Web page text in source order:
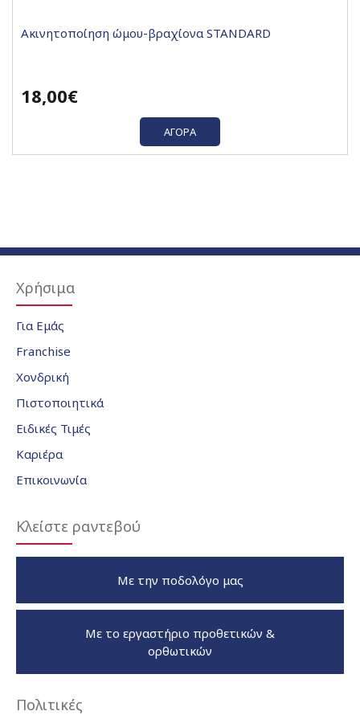
Ακινητοποίηση ώμου-βραχίονα STANDARD
18,00€
ΑΓΟΡΆ
Χρήσιμα
Για Εμάς
Franchise
Χονδρική
Πιστοποιητικά
Ειδικές Τιμές
Καριέρα
Επικοινωνία
Κλείστε ραντεβού
Με την ποδολόγο μας
Με το εργαστήριο προθετικών &
ορθωτικών
Πολιτικές